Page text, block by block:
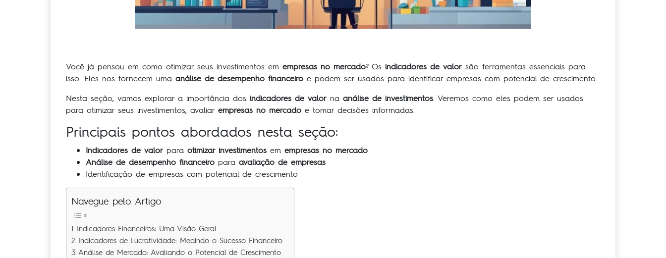
Você já pensou em como otimizar seus investimentos em empresas no mercado? Os indicadores de valor são ferramentas essenciais para
isso. Eles nos fornecem uma análise de desempenho financeiro e podem ser usados para identificar empresas com potencial de crescimento.
Nesta seção, vamos explorar a importância dos indicadores de valor na análise de investimentos. Veremos como eles podem ser usados
para otimizar seus investimentos, avaliar empresas no mercado e tomar decisões informadas.
Principais pontos abordados nesta seção:
Indicadores de valor para otimizar investimentos em empresas no mercado
Análise de desempenho financeiro para avaliação de empresas
Identificação de empresas com potencial de crescimento
Navegue pelo Artigo
Indicadores Financeiros: Uma Visão Geral
Indicadores de Lucratividade: Medindo o Sucesso Financeiro
Análise de Mercado: Avaliando o Potencial de Crescimento